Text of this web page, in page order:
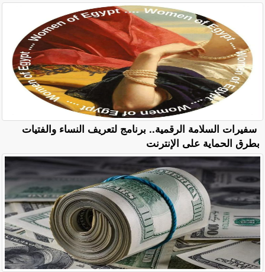
سفيرات السلامة الرقمية.. برنامج لتعريف النساء والفتيات
بطرق الحماية على الإنترنت